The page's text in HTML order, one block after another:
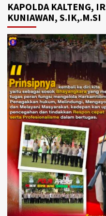
KAPOLDA KALTENG,
KUNIAWAN, S.IK,.M.SI